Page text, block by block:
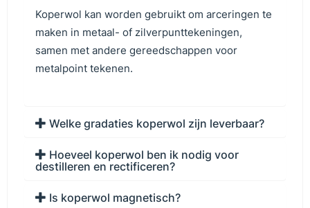
Koperwol kan worden gebruikt om arceringen te
maken in metaal- of zilverpunttekeningen,
samen met andere gereedschappen voor
metalpoint tekenen.
Welke gradaties koperwol zijn leverbaar?
Hoeveel koperwol ben ik nodig voor
destilleren en rectificeren?
Is koperwol magnetisch?